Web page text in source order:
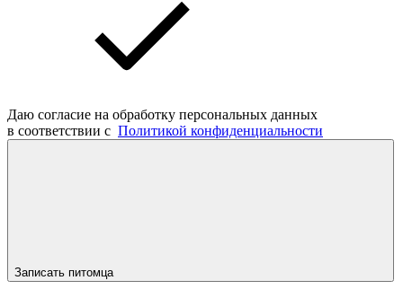
Даю согласие на обработку персональных данных
в соответствии с Политикой конфиденциальности
Записать питомца